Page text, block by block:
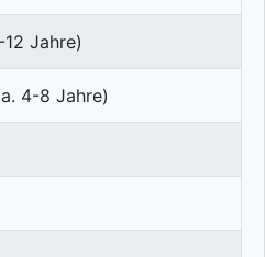
Jahre)
4-8 Jahre)